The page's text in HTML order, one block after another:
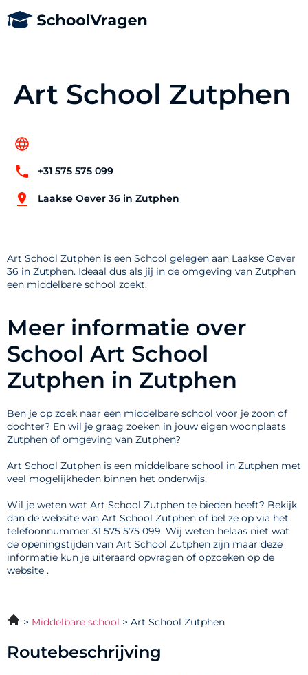
Art School Zutphen
+31 575 575 099
Laakse Oever 36 in Zutphen
Art School Zutphen is een School gelegen aan Laakse Oever
36 in Zutphen. Ideaal dus als jij in de omgeving van Zutphen
een middelbare school zoekt.
Meer informatie over
School Art School
Zutphen in Zutphen
Ben je op zoek naar een middelbare school voor je zoon of
dochter? En wil je graag zoeken in jouw eigen woonplaats
Zutphen of omgeving van Zutphen?
Art School Zutphen is een middelbare school in Zutphen met
veel mogelijkheden binnen het onderwijs.
Wil je weten wat Art School Zutphen te bieden heeft? Bekijk
dan de website van Art School Zutphen of bel ze op via het
telefoonnummer 31 575 575 099. Wij weten helaas niet wat
de openingstijden van Art School Zutphen zijn maar deze
informatie kun je uiteraard opvragen of opzoeken op de
website .
Middelbare school Art School Zutphen
Routebeschrijving